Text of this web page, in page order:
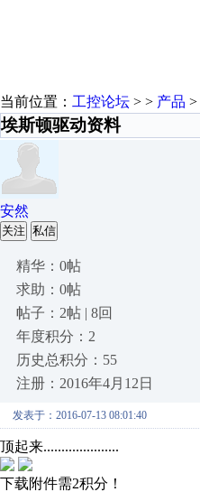
当前位置： 工控论坛 > > 产品 >
埃斯顿驱动资料
安然
关注 私信
精华：0帖
求助：0帖
帖子：2帖 | 8回
年度积分：2
历史总积分：55
注册：2016年4月12日
发表于：2016-07-13 08:01:40
顶起来.....................
下载附件需2积分！